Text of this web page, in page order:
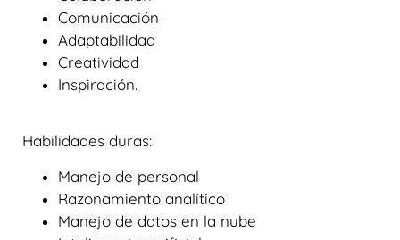
Comunicación
Adaptabilidad
Creatividad
Inspiración.
Habilidades duras:
Manejo de personal
Razonamiento analítico
Manejo de datos en la nube